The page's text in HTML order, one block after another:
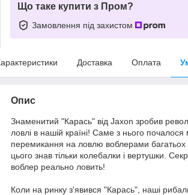
Що таке купити з Пром?
Замовлення під захистом
Доставка Оплата
Опис
Знаменитий "Карась" від Jaxon зробив
ловлі в нашій країні! Саме з нього почалося
перемикання на ловлю воблерами багатьох
цього знав тільки колебалки і вертушки.
воблер реально ловить!
Коли на ринку з'явився "Карась", наші